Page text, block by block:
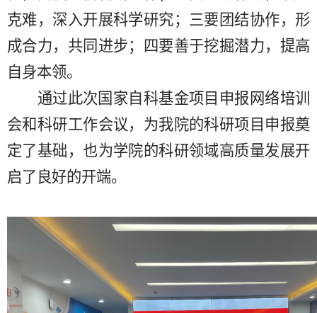
克难，深入开展科学研究；三要团结协作，形
成合力，共同进步；四要善于挖掘潜力，提高
自身本领。
通过此次国家自科基金项目申报网络培训
会和科研工作会议，为我院的科研项目申报奠
定了基础，也为学院的科研领域高质量发展开
启了良好的开端。